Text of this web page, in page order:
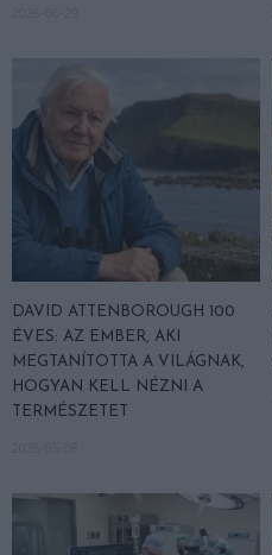
DAVID ATTENBOROUGH 100
ÉVES: AZ EMBER, AKI
MEGTANÍTOTTA A VILÁGNAK,
HOGYAN KELL NÉZNI A
TERMÉSZETET